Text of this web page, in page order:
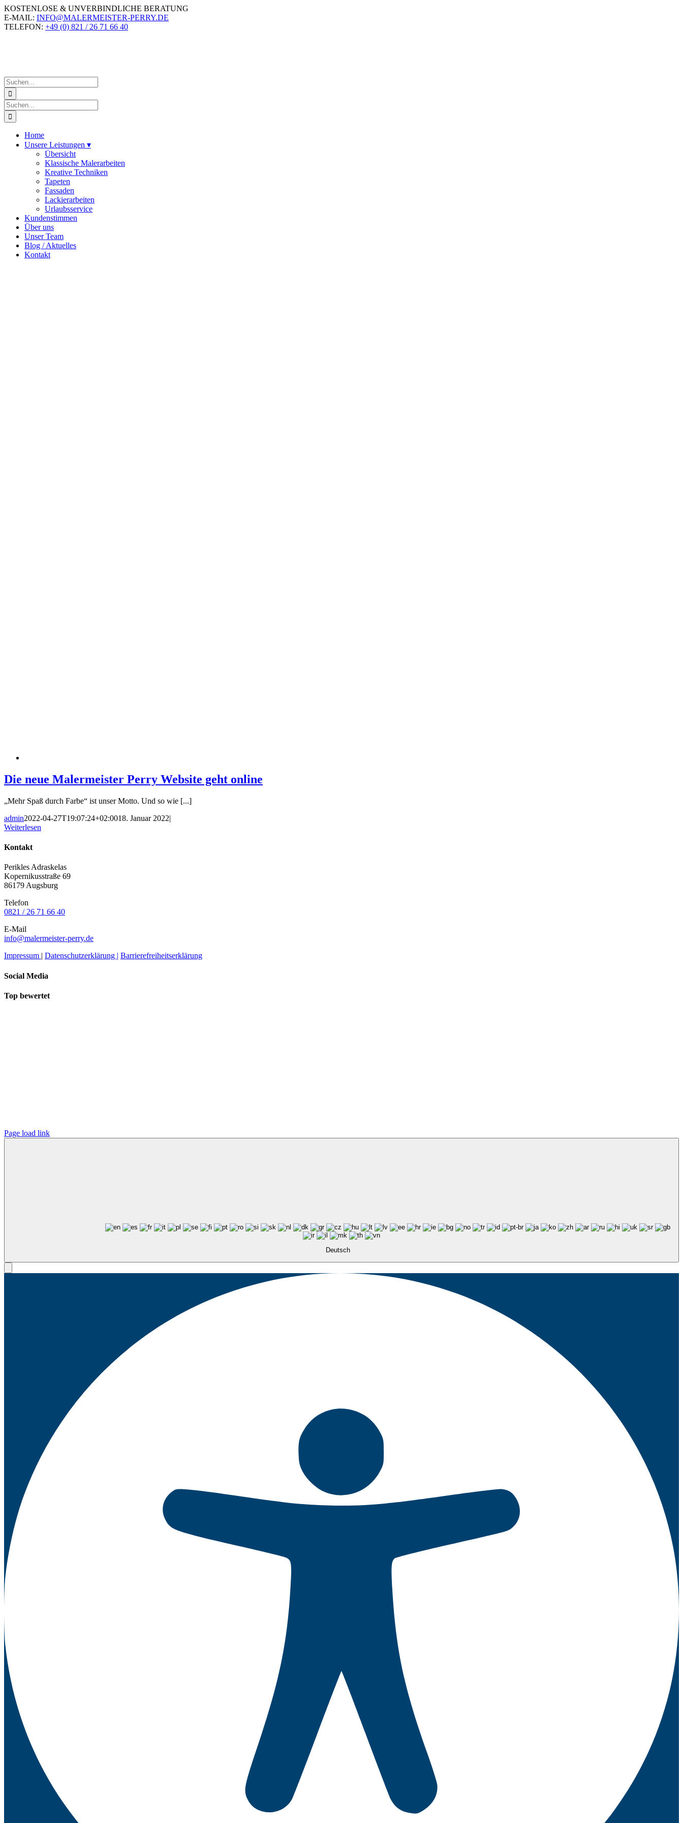
Zum
Inhalt
springen
KOSTENLOSE & UNVERBINDLICHE BERATUNG
E-MAIL: INFO@MALERMEISTER-PERRY.DE
TELEFON: +49 (0) 821 / 26 71 66 40
Suche
nach:
Suche
nach:
Home
Unsere Leistungen ▾
Übersicht
Klassische Malerarbeiten
Kreative Techniken
Tapeten
Fassaden
Lackierarbeiten
Urlaubsservice
Kundenstimmen
Über uns
Unser Team
Blog / Aktuelles
Kontakt
Die neue Malermeister Perry Website geht online
„Mehr Spaß durch Farbe“ ist unser Motto. Und so wie [...]
admin2022-04-27T19:07:24+02:0018. Januar 2022|
Weiterlesen
Kontakt
Perikles Adraskelas
Kopernikusstraße 69
86179 Augsburg
Telefon
0821 / 26 71 66 40
E-Mail
info@malermeister-perry.de
Impressum | Datenschutzerklärung | Barrierefreiheitserklärung
Social Media
Top bewertet
Page load link
Deutsch